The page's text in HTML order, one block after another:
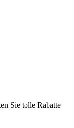
Sie tolle Rabatte